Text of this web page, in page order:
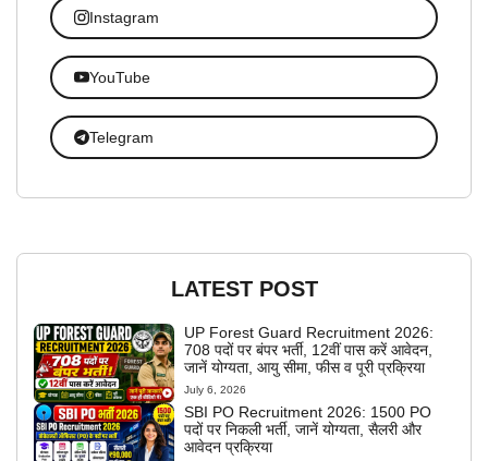
Instagram
YouTube
Telegram
LATEST POST
UP Forest Guard Recruitment 2026:
708 पदों पर बंपर भर्ती, 12वीं पास करें आवेदन,
जानें योग्यता, आयु सीमा, फीस व पूरी प्रक्रिया
July 6, 2026
SBI PO Recruitment 2026: 1500 PO
पदों पर निकली भर्ती, जानें योग्यता, सैलरी और
आवेदन प्रक्रिया